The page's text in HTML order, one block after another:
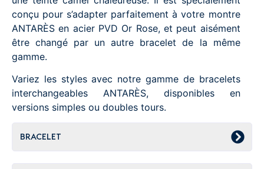
conçu pour s’adapter parfaitement à votre montre
ANTARÈS en acier PVD Or Rose, et peut aisément
être changé par un autre bracelet de la même
gamme.
Variez les styles avec notre gamme de bracelets
interchangeables ANTARÈS, disponibles en
versions simples ou doubles tours.
BRACELET